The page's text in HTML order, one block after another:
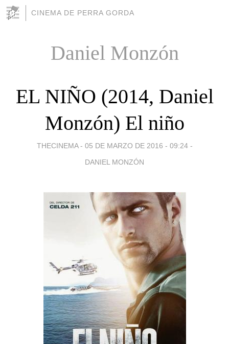
CINEMA DE PERRA GORDA
Daniel Monzón
EL NIÑO (2014, Daniel
Monzón) El niño
THECINEMA - 05 DE MARZO DE 2016 - 09:24 -
DANIEL MONZÓN